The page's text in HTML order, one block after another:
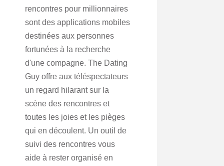
rencontres pour millionnaires
sont des applications mobiles
destinées aux personnes
fortunées à la recherche
d'une compagne. The Dating
Guy offre aux téléspectateurs
un regard hilarant sur la
scène des rencontres et
toutes les joies et les pièges
qui en découlent. Un outil de
suivi des rencontres vous
aide à rester organisé en